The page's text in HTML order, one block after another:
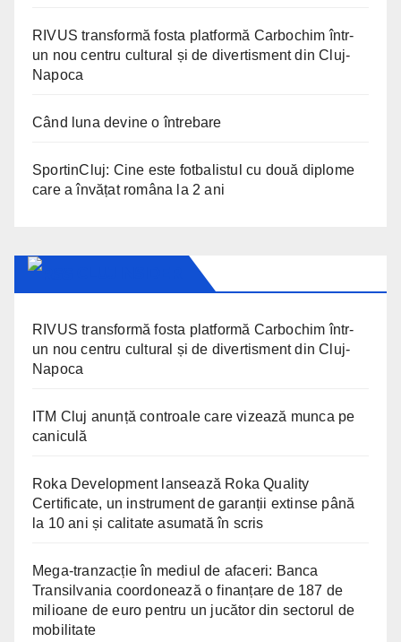
RIVUS transformă fosta platformă Carbochim într-
un nou centru cultural și de divertisment din Cluj-
Napoca
Când luna devine o întrebare
SportinCluj: Cine este fotbalistul cu două diplome
care a învățat româna la 2 ani
RIVUS transformă fosta platformă Carbochim într-
un nou centru cultural și de divertisment din Cluj-
Napoca
ITM Cluj anunță controale care vizează munca pe
caniculă
Roka Development lansează Roka Quality
Certificate, un instrument de garanții extinse până
la 10 ani și calitate asumată în scris
Mega-tranzacție în mediul de afaceri: Banca
Transilvania coordonează o finanțare de 187 de
milioane de euro pentru un jucător din sectorul de
mobilitate